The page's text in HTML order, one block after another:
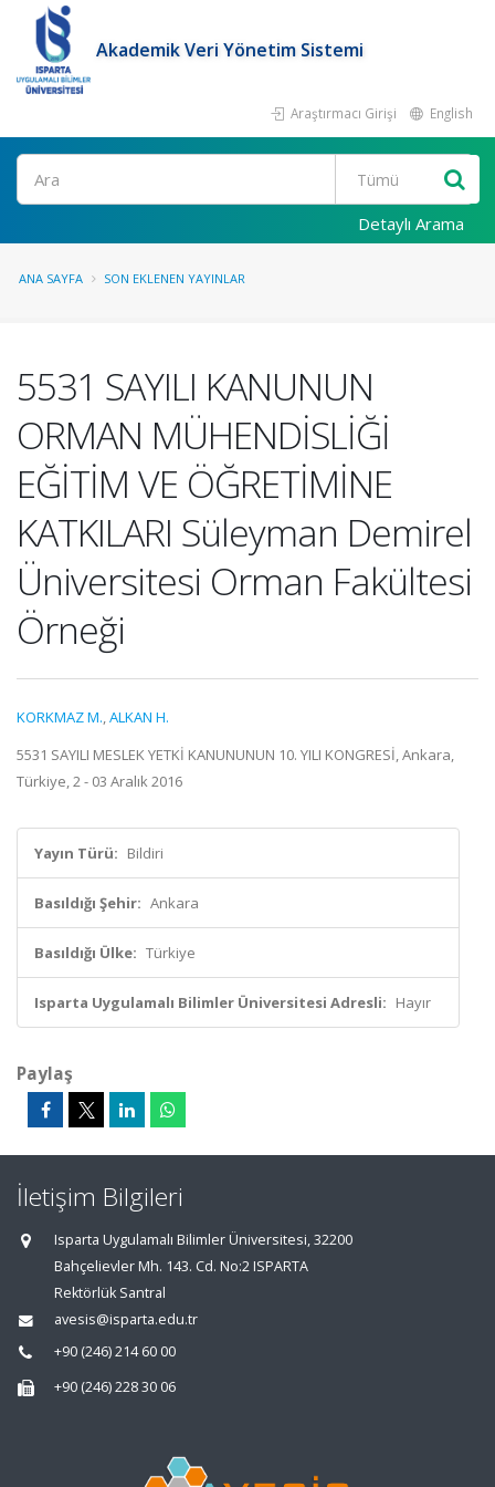
Akademik Veri Yönetim Sistemi
Araştırmacı Girişi English
Ara
Detaylı Arama
ANA SAYFA SON EKLENEN YAYINLAR
5531 SAYILI KANUNUN
ORMAN MÜHENDİSLİĞİ
EĞİTİM VE ÖĞRETİMİNE
KATKILARI Süleyman Demirel
Üniversitesi Orman Fakültesi
Örneği
KORKMAZ M.,ALKAN H.
5531 SAYILI MESLEK YETKİ KANUNUNUN 10. YILI KONGRESİ, Ankara,
Türkiye, 2 - 03 Aralık 2016
Yayın Türü: Bildiri
Basıldığı Şehir: Ankara
Basıldığı Ülke: Türkiye
Isparta Uygulamalı Bilimler Üniversitesi Adresli: Hayır
Paylaş
İletişim Bilgileri
Isparta Uygulamalı Bilimler Üniversitesi, 32200
Bahçelievler Mh. 143. Cd. No:2 ISPARTA
Rektörlük Santral
avesis@isparta.edu.tr
+90 (246) 214 60 00
+90 (246) 228 30 06